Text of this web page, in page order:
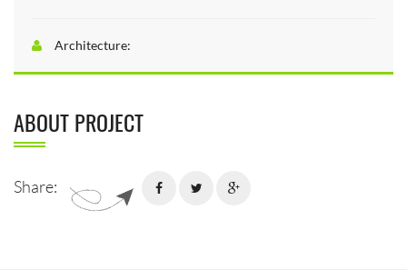
Architecture:
ABOUT PROJECT
Share: